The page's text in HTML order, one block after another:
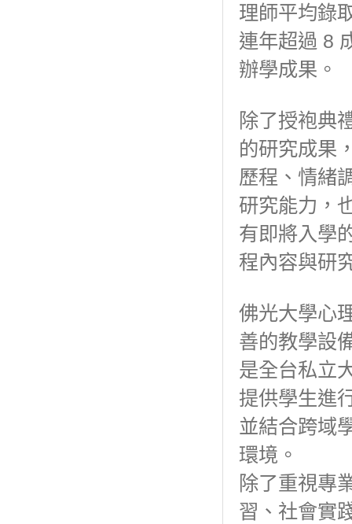
理師平均錄
連年超過 8
辦學成果。
除了授袍典
的研究成果
歷程、情緒
研究能力，
有即將入學
程內容與研
佛光大學心
善的教學設
是全台私立
提供學生進
並結合跨域
環境。
除了重視專
習、社會實